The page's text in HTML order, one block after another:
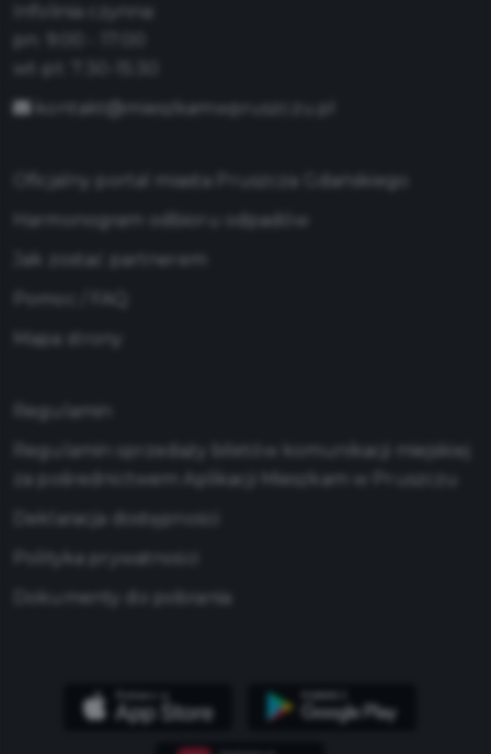
Infolinia czynna:
kontakt@mieszkamwpruszczu.pl
Oficjalny portal miasta Pruszcza Gdańskiego
Harmonogram odbioru odpadów
Jak zostać partnerem
Mapa strony
Regulamin
Regulamin sprzedaży biletów komunikacji miejskiej
za pośrednictwem Aplikacji Mieszkam w Pruszczu
Deklaracja dostępności
Polityka prywatności
Dokumenty do pobrania